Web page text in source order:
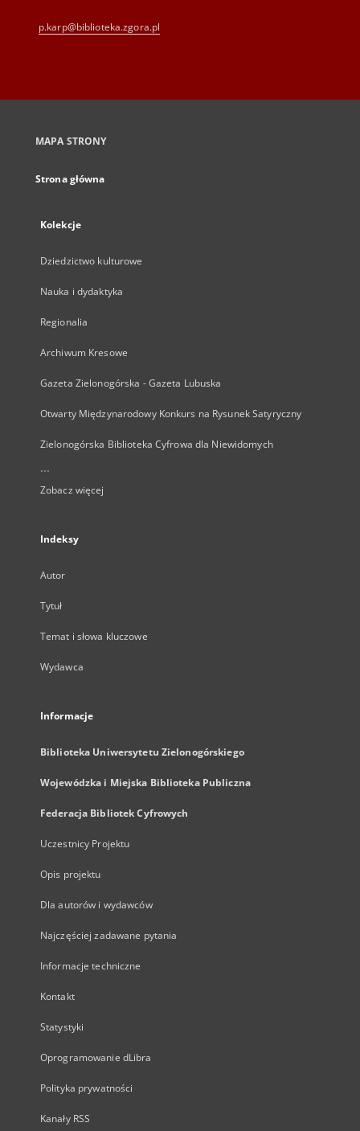
p.karp@biblioteka.zgora.pl
MAPA STRONY
Strona główna
Kolekcje
Dziedzictwo kulturowe
Nauka i dydaktyka
Regionalia
Archiwum Kresowe
Gazeta Zielonogórska - Gazeta Lubuska
Otwarty Międzynarodowy Konkurs na Rysunek Satyryczny
Zielonogórska Biblioteka Cyfrowa dla Niewidomych
...
Zobacz więcej
Indeksy
Autor
Tytuł
Temat i słowa kluczowe
Wydawca
Informacje
Biblioteka Uniwersytetu Zielonogórskiego
Wojewódzka i Miejska Biblioteka Publiczna
Federacja Bibliotek Cyfrowych
Uczestnicy Projektu
Opis projektu
Dla autorów i wydawców
Najczęściej zadawane pytania
Informacje techniczne
Kontakt
Statystyki
Oprogramowanie dLibra
Polityka prywatności
Kanały RSS